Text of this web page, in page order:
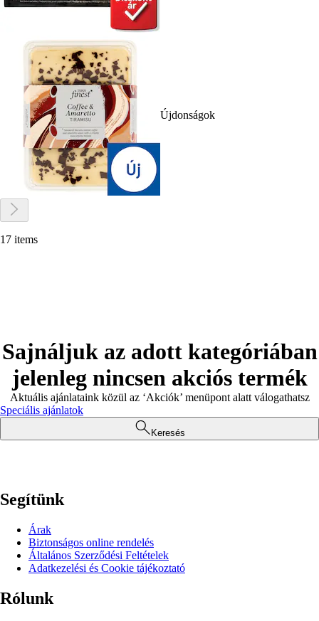
Újdonságok
17 items
Sajnáljuk az adott kategóriában
jelenleg nincsen akciós termék
Aktuális ajánlataink közül az ‘Akciók’ menüpont alatt válogathatsz
Speciális ajánlatok
Keresés
Segítünk
Árak
Biztonságos online rendelés
Általános Szerződési Feltételek
Adatkezelési és Cookie tájékoztató
Rólunk